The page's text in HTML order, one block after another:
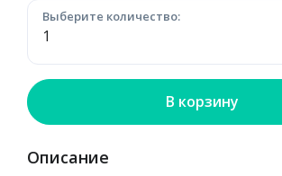
Выберите количество:
В корзину
Описание